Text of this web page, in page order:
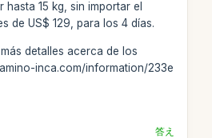
15 kg, sin importar el
de US$ 129, para los 4 días.
detalles acerca de los
inca.com/information/233e
答え